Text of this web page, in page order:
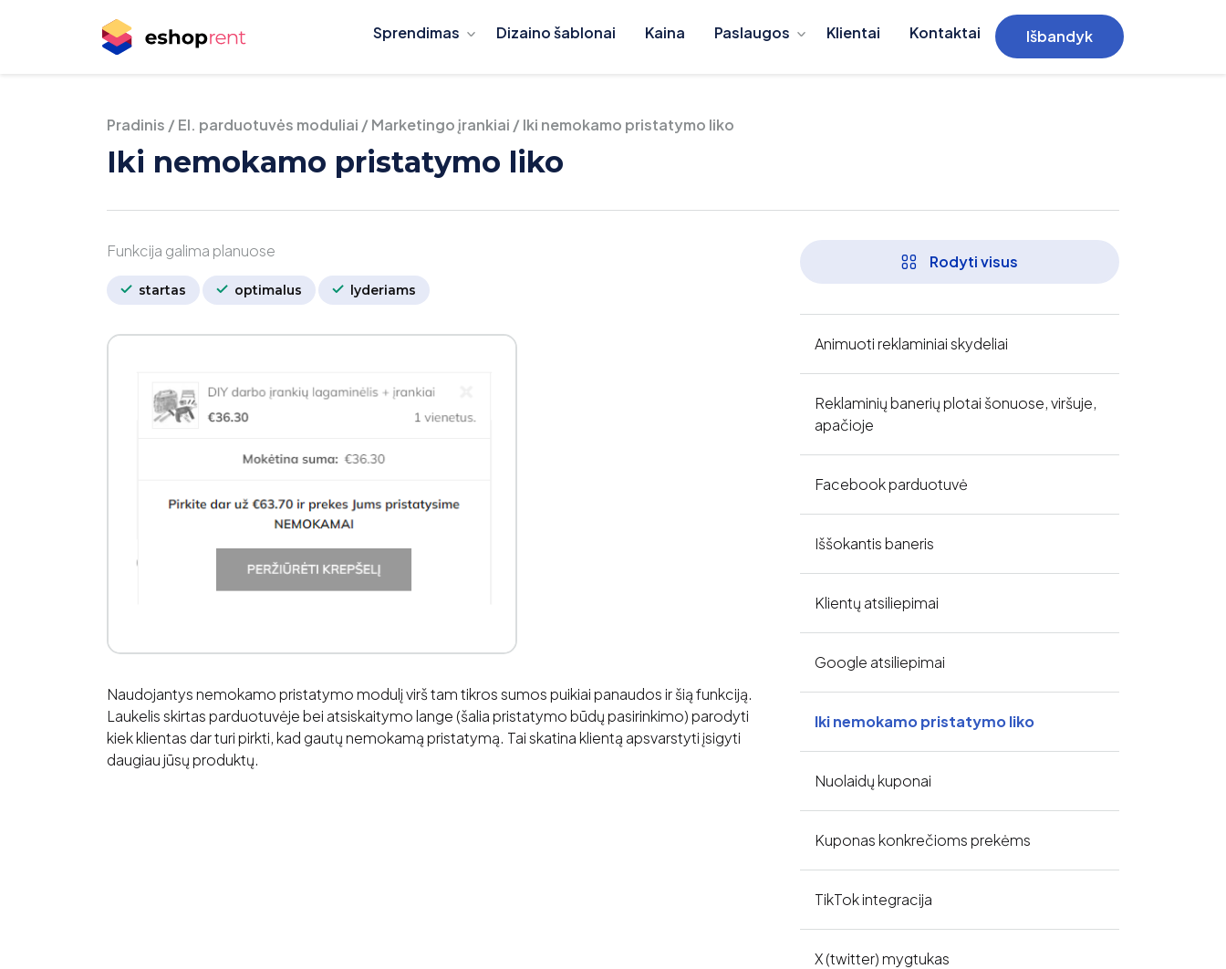
Sprendimas Dizaino šablonai Kaina Paslaugos Klientai Kontaktai Išbandyk
Pradinis /El. parduotuvės moduliai /Marketingo įrankiai /Iki nemokamo pristatymo liko
Iki nemokamo pristatymo liko
Funkcija galima planuose
startas optimalus lyderiams
Naudojantys nemokamo pristatymo modulį virš tam tikros sumos puikiai panaudos ir šią funkciją.
Laukelis skirtas parduotuvėje bei atsiskaitymo lange (šalia pristatymo būdų pasirinkimo) parodyti
kiek klientas dar turi pirkti, kad gautų nemokamą pristatymą. Tai skatina klientą apsvarstyti įsigyti
daugiau jūsų produktų.
Rodyti visus
Animuoti reklaminiai skydeliai
Reklaminių banerių plotai šonuose, viršuje,
apačioje
Facebook parduotuvė
Iššokantis baneris
Klientų atsiliepimai
Google atsiliepimai
Iki nemokamo pristatymo liko
Nuolaidų kuponai
Kuponas konkrečioms prekėms
TikTok integracija
X (twitter) mygtukas